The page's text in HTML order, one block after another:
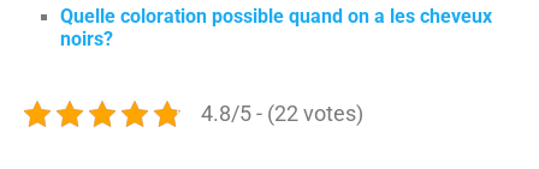
Quelle coloration possible quand on a les cheveux
noirs?
4.8/5 - (22 votes)